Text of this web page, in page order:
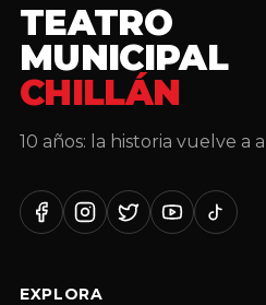
TEATRO
MUNICIPAL
CHILLÁN
10 años: la historia vuelve a
FacebookInstagram
TwitterYouTube
TikTok
EXPLORA